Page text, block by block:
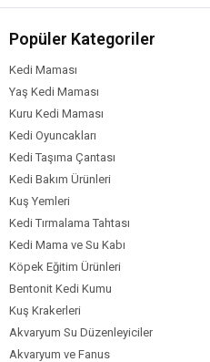
Popüler Kategoriler
Kedi Maması
Yaş Kedi Maması
Kuru Kedi Maması
Kedi Oyuncakları
Kedi Taşıma Çantası
Kedi Bakım Ürünleri
Kuş Yemleri
Kedi Tırmalama Tahtası
Kedi Mama ve Su Kabı
Köpek Eğitim Ürünleri
Bentonit Kedi Kumu
Kuş Krakerleri
Akvaryum Su Düzenleyiciler
Akvaryum ve Fanus